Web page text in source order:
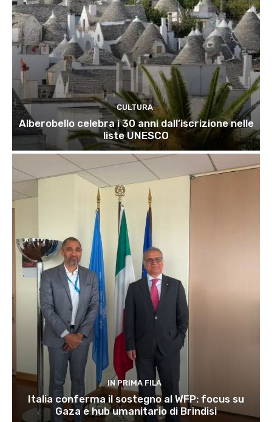
CULTURA
Alberobello celebra i 30 anni dall’iscrizione nelle
liste UNESCO
IN PRIMA FILA
Italia conferma il sostegno al WFP: focus su
Gaza e hub umanitario di Brindisi